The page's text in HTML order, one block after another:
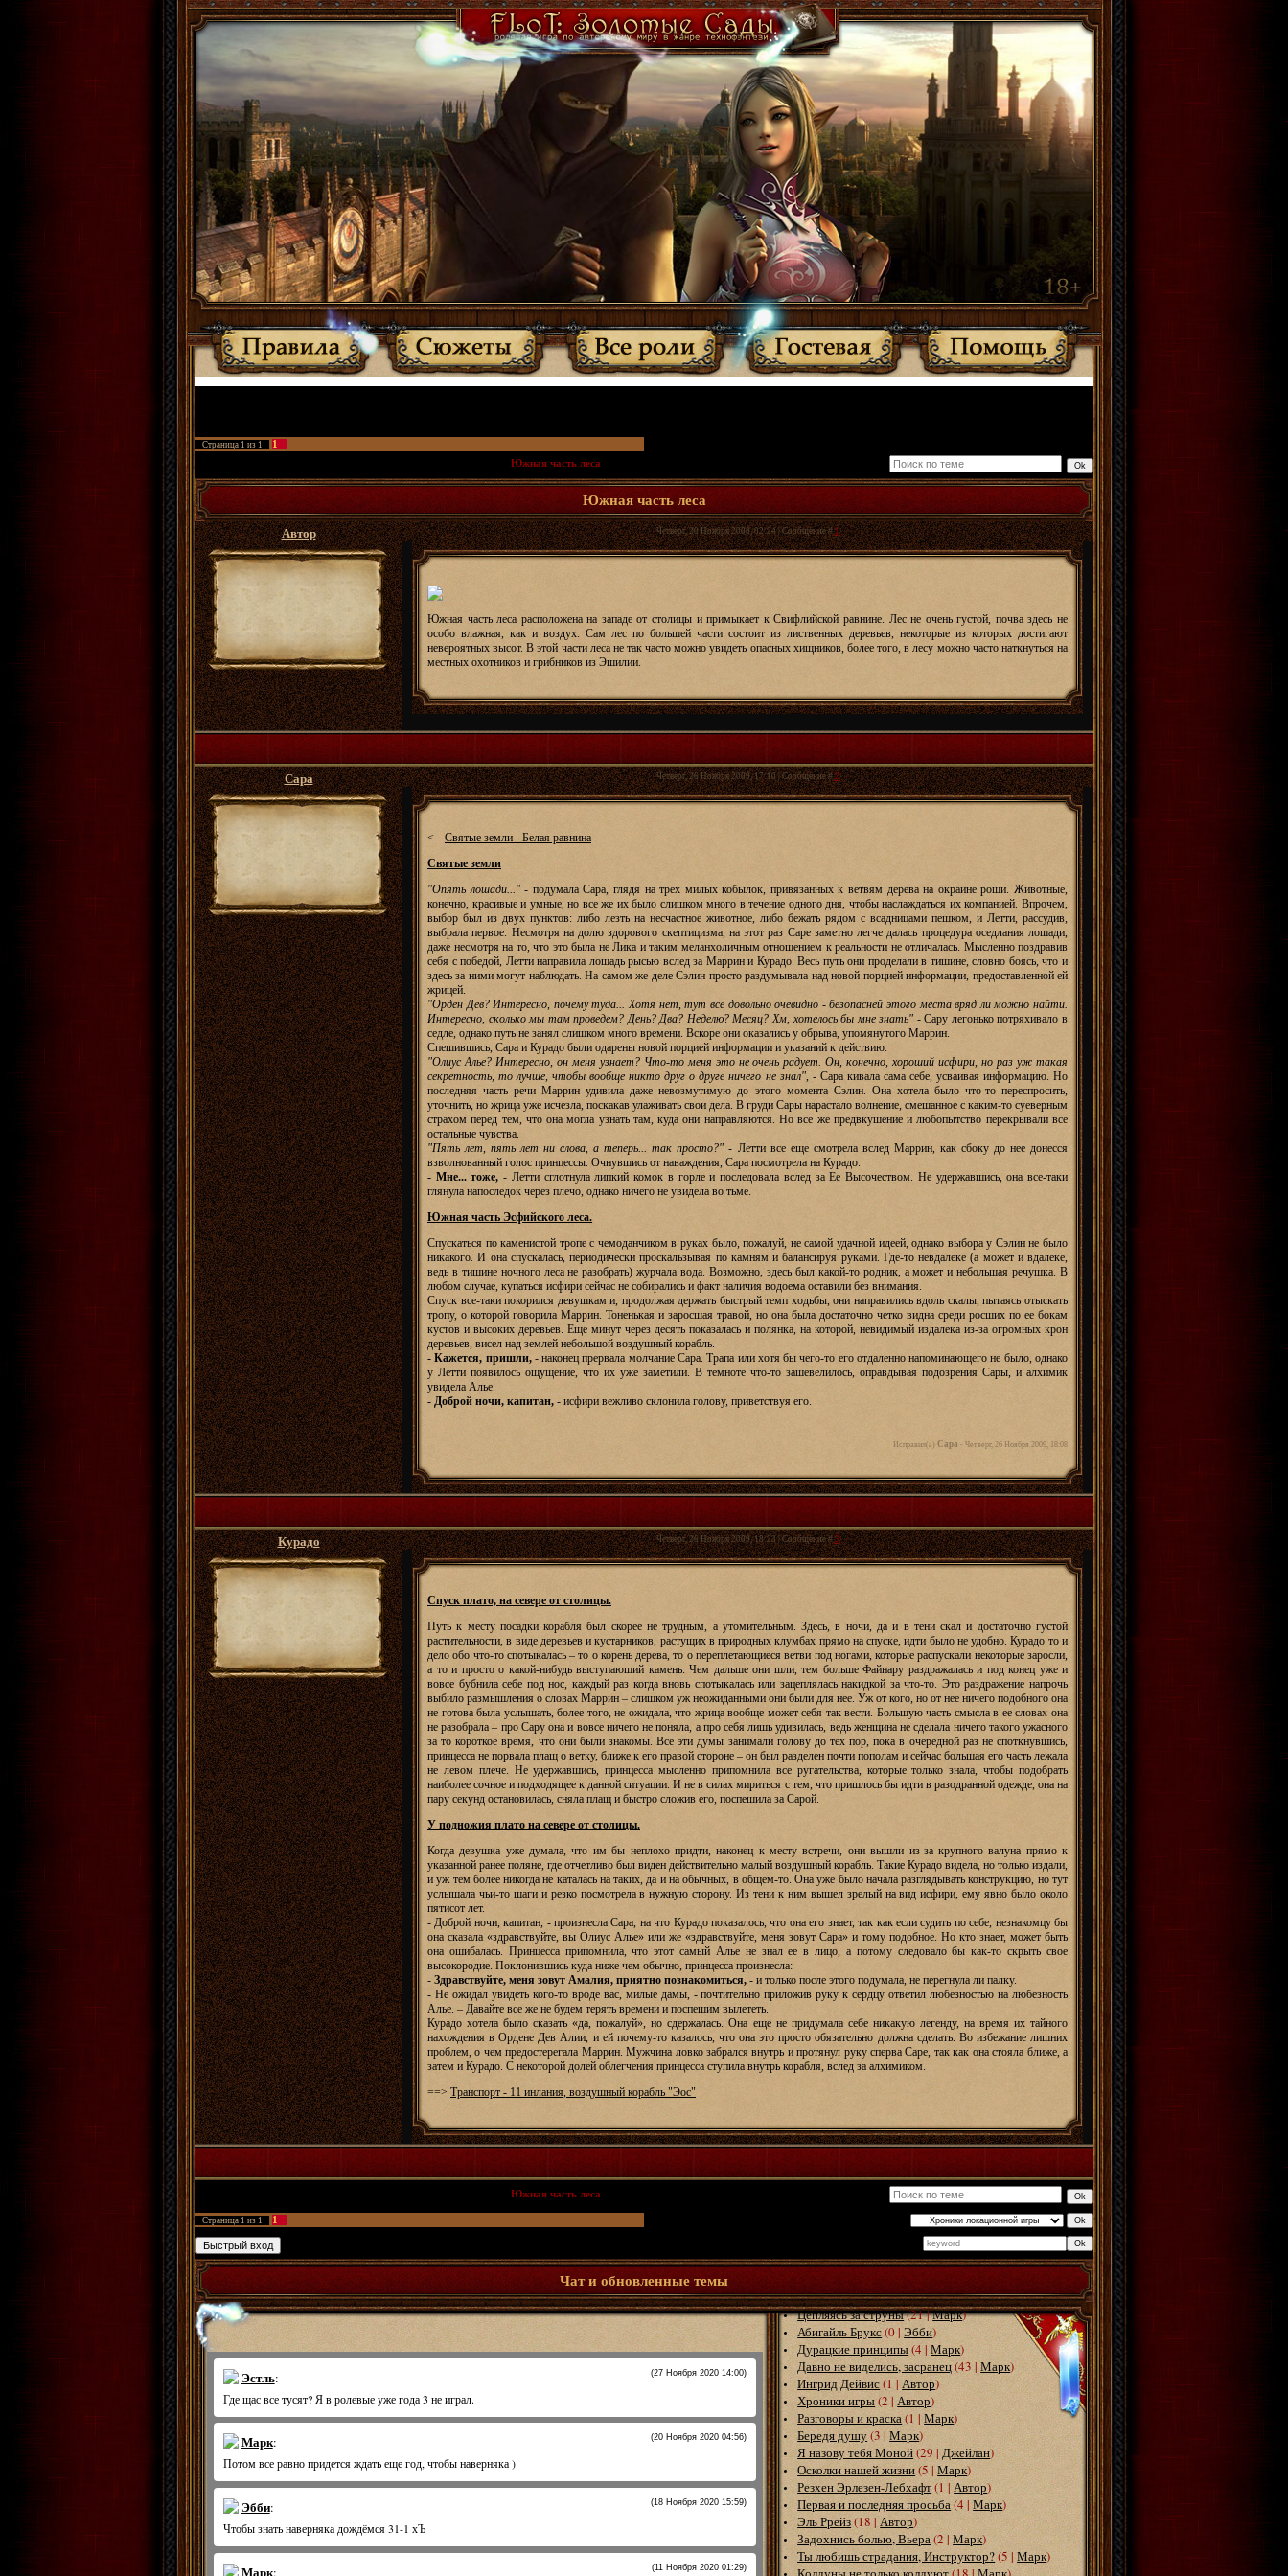
Страница 1 из 1
1
Южная часть леса
Южная часть леса
Автор Четверг, 20 Ноября 2008, 02:24 | Сообщение #1
Южная часть леса расположена на западе от столицы и примыкает к Свифлийской равнине. Лес не очень густой, почва здесь не
особо влажная, как и воздух. Сам лес по большей части состоит из лиственных деревьев, некоторые из которых достигают
невероятных высот. В этой части леса не так часто можно увидеть опасных хищников, более того, в лесу можно часто наткнуться на
местных охотников и грибников из Эшилии.
Сара Четверг, 26 Ноября 2009, 17:10 | Сообщение #2
<-- Святые земли - Белая равнина
Святые земли
"Опять лошади..."- подумала Сара, глядя на трех милых кобылок, привязанных к ветвям дерева на окраине рощи. Животные,
конечно, красивые и умные, но все же их было слишком много в течение одного дня, чтобы наслаждаться их компанией. Впрочем,
выбор был из двух пунктов: либо лезть на несчастное животное, либо бежать рядом с всадницами пешком, и Летти, рассудив,
выбрала первое. Несмотря на долю здорового скептицизма, на этот раз Саре заметно легче далась процедура оседлания лошади,
даже несмотря на то, что это была не Лика и таким меланхоличным отношением к реальности не отличалась. Мысленно поздравив
себя с победой, Летти направила лошадь рысью вслед за Маррин и Курадо. Весь путь они проделали в тишине, словно боясь, что и
здесь за ними могут наблюдать. На самом же деле Сэлин просто раздумывала над новой порцией информации, предоставленной ей
жрицей.
"Орден Дев? Интересно, почему туда... Хотя нет, тут все довольно очевидно - безопасней этого места вряд ли можно найти.
Интересно, сколько мы там проведем? День? Два? Неделю? Месяц? Хм, хотелось бы мне знать" - Сару легонько потряхивало в
седле, однако путь не занял слишком много времени. Вскоре они оказались у обрыва, упомянутого Маррин.
Спешившись, Сара и Курадо были одарены новой порцией информации и указаний к действию.
"Олиус Алье? Интересно, он меня узнает? Что-то меня это не очень радует. Он, конечно, хороший исфири, но раз уж такая
секретность, то лучше, чтобы вообще никто друг о друге ничего не знал", - Сара кивала сама себе, усваивая информацию. Но
последняя часть речи Маррин удивила даже невозмутимую до этого момента Сэлин. Она хотела было что-то переспросить,
уточнить, но жрица уже исчезла, поскакав улаживать свои дела. В груди Сары нарастало волнение, смешанное с каким-то суеверным
страхом перед тем, что она могла узнать там, куда они направляются. Но все же предвкушение и любопытство перекрывали все
остальные чувства.
"Пять лет, пять лет ни слова, а теперь... так просто?" - Летти все еще смотрела вслед Маррин, как сбоку до нее донесся
взволнованный голос принцессы. Очнувшись от наваждения, Сара посмотрела на Курадо.
- Мне... тоже, - Летти сглотнула липкий комок в горле и последовала вслед за Ее Высочеством. Не удержавшись, она все-таки
глянула напоследок через плечо, однако ничего не увидела во тьме.
Южная часть Эсфийского леса.
Спускаться по каменистой тропе с чемоданчиком в руках было, пожалуй, не самой удачной идеей, однако выбора у Сэлин не было
никакого. И она спускалась, периодически проскальзывая по камням и балансируя руками. Где-то невдалеке (а может и вдалеке,
ведь в тишине ночного леса не разобрать) журчала вода. Возможно, здесь был какой-то родник, а может и небольшая речушка. В
любом случае, купаться исфири сейчас не собирались и факт наличия водоема оставили без внимания.
Спуск все-таки покорился девушкам и, продолжая держать быстрый темп ходьбы, они направились вдоль скалы, пытаясь отыскать
тропу, о которой говорила Маррин. Тоненькая и заросшая травой, но она была достаточно четко видна среди росших по ее бокам
кустов и высоких деревьев. Еще минут через десять показалась и полянка, на которой, невидимый издалека из-за огромных крон
деревьев, висел над землей небольшой воздушный корабль.
- Кажется, пришли,- наконец прервала молчание Сара. Трапа или хотя бы чего-то его отдаленно напоминающего не было, однако
у Летти появилось ощущение, что их уже заметили. В темноте что-то зашевелилось, оправдывая подозрения Сары, и алхимик
увидела Алье.
- Доброй ночи, капитан, - исфири вежливо склонила голову, приветствуя его.
Исправил(а) Сара - Четверг, 26 Ноября 2009, 18:08
Курадо Четверг, 26 Ноября 2009, 18:23 | Сообщение #3
Спуск плато, на севере от столицы.
Путь к месту посадки корабля был скорее не трудным, а утомительным. Здесь, в ночи, да и в тени скал и достаточно густой
растительности, в виде деревьев и кустарников, растущих в природных клумбах прямо на спуске, идти было не удобно. Курадо то и
дело обо что-то спотыкалась – то о корень дерева, то о переплетающиеся ветви под ногами, которые распускали некоторые заросли,
а то и просто о какой-нибудь выступающий камень. Чем дальше они шли, тем больше Файнару раздражалась и под конец уже и
вовсе бубнила себе под нос, каждый раз когда вновь спотыкалась или зацеплялась накидкой за что-то. Это раздражение напрочь
выбило размышления о словах Маррин – слишком уж неожиданными они были для нее. Уж от кого, но от нее ничего подобного она
не готова была услышать, более того, не ожидала, что жрица вообще может себя так вести. Большую часть смысла в ее словах она
не разобрала – про Сару она и вовсе ничего не поняла, а про себя лишь удивилась, ведь женщина не сделала ничего такого ужасного
за то короткое время, что они были знакомы. Все эти думы занимали голову до тех пор, пока в очередной раз не споткнувшись,
принцесса не порвала плащ о ветку, ближе к его правой стороне – он был разделен почти пополам и сейчас большая его часть лежала
не левом плече. Не удержавшись, принцесса мысленно припомнила все ругательства, которые только знала, чтобы подобрать
наиболее сочное и подходящее к данной ситуации. И не в силах мириться с тем, что пришлось бы идти в разодранной одежде, она на
пару секунд остановилась, сняла плащ и быстро сложив его, поспешила за Сарой.
У подножия плато на севере от столицы.
Когда девушка уже думала, что им бы неплохо придти, наконец к месту встречи, они вышли из-за крупного валуна прямо к
указанной ранее поляне, где отчетливо был виден действительно малый воздушный корабль. Такие Курадо видела, но только издали,
и уж тем более никогда не каталась на таких, да и на обычных, в общем-то. Она уже было начала разглядывать конструкцию, но тут
услышала чьи-то шаги и резко посмотрела в нужную сторону. Из тени к ним вышел зрелый на вид исфири, ему явно было около
пятисот лет.
- Доброй ночи, капитан, - произнесла Сара, на что Курадо показалось, что она его знает, так как если судить по себе, незнакомцу бы
она сказала «здравствуйте, вы Олиус Алье» или же «здравствуйте, меня зовут Сара» и тому подобное. Но кто знает, может быть
она ошибалась. Принцесса припомнила, что этот самый Алье не знал ее в лицо, а потому следовало бы как-то скрыть свое
высокородие. Поклонившись куда ниже чем обычно, принцесса произнесла:
- Здравствуйте, меня зовут Амалия, приятно познакомиться, - и только после этого подумала, не перегнула ли палку.
- Не ожидал увидеть кого-то вроде вас, милые дамы, - почтительно приложив руку к сердцу ответил любезностью на любезность
Алье. – Давайте все же не будем терять времени и поспешим вылететь.
Курадо хотела было сказать «да, пожалуй», но сдержалась. Она еще не придумала себе никакую легенду, на время их тайного
нахождения в Ордене Дев Алии, и ей почему-то казалось, что она это просто обязательно должна сделать. Во избежание лишних
проблем, о чем предостерегала Маррин. Мужчина ловко забрался внутрь и протянул руку сперва Саре, так как она стояла ближе, а
затем и Курадо. С некоторой долей облегчения принцесса ступила внутрь корабля, вслед за алхимиком.
==> Транспорт - 11 инлания, воздушный корабль "Эос"
Южная часть леса
Страница 1 из 1 1
Чат и обновленные темы
Цепляясь за струны(21 |Марк)
Абигайль Брукс(0 |Эбби)
Дурацкие принципы(4 |Марк)
Давно не виделись, засранец(43 |Марк)
Ингрид Дейвис(1 |Автор)
Хроники игры(2 |Автор)
Разговоры и краска(1 |Марк)
Бередя душу(3 |Марк)
Я назову тебя Моной(29 |Джейлан)
Осколки нашей жизни(5 |Марк)
Резхен Эрлезен-Лебхафт(1 |Автор)
Первая и последняя просьба(4 |Марк)
Эль Ррейз(18 |Автор)
Задохнись болью, Вьера(2 |Марк)
Ты любишь страдания, Инструктор?(5 |Марк)